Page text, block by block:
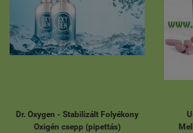
Dr. Oxygen - Stabilizált Folyékony
Oxigén csepp (pipettás)